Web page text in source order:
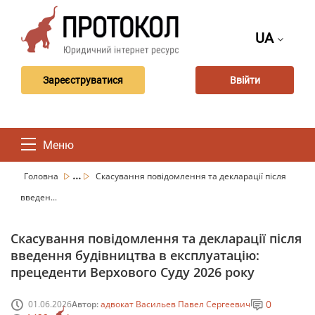
UA
Зареєструватися Ввійти
Меню
Головна ...
Скасування повідомлення та декларації після
введен...
Скасування повідомлення та декларації після
введення будівництва в експлуатацію:
прецеденти Верхового Суду 2026 року
01.06.2026Автор:адвокат Васильев Павел Сергеевич
0